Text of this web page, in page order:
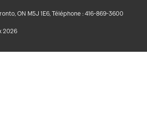
ON M5J 1E6, Téléphone : 416-869-3600
2026